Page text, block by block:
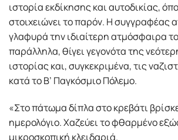
ιστορία εκδίκησης και αυτοδικίας,
στοιχειώνει το παρόν. Η συγγραφέας
γλαφυρά την ιδιαίτερη ατμόσφαιρα
παράλληλα, θίγει γεγονότα της
ιστορίας και, συγκεκριμένα, τις
κατά το Β’ Παγκόσμιο Πόλεμο.
«Στο πάτωμα δίπλα στο κρεβάτι
ημερολόγιο. Χαζεύει το φθαρμένο
μικροσκοπική κλειδαριά.